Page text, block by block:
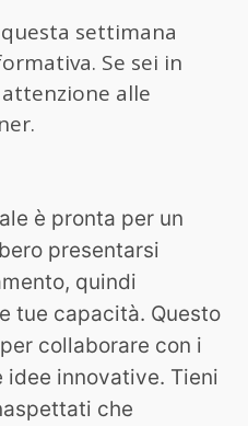
settimana
Se sei in
alle
è pronta per un
presentarsi
quindi
tue capacità. Questo
collaborare con i
innovative. Tieni
che